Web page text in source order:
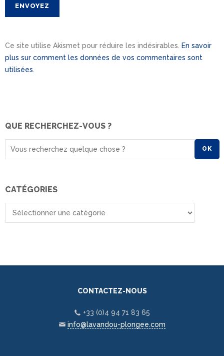
Ce site utilise Akismet pour réduire les indésirables.
En savoir
plus sur comment les données de vos commentaires sont
utilisées
QUE RECHERCHEZ-VOUS ?
OK
CATÉGORIES
CONTACTEZ-NOUS
+33 (0)4 94 71 83 65
info@lavandou-plongee.com